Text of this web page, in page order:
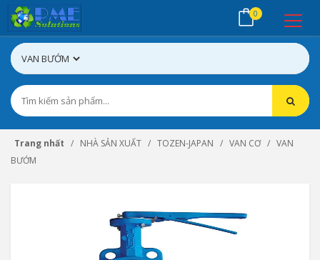
0
Trang nhất NHÀ SẢN XUẤT TOZEN-JAPAN VAN CƠ
VAN
BƯỚM